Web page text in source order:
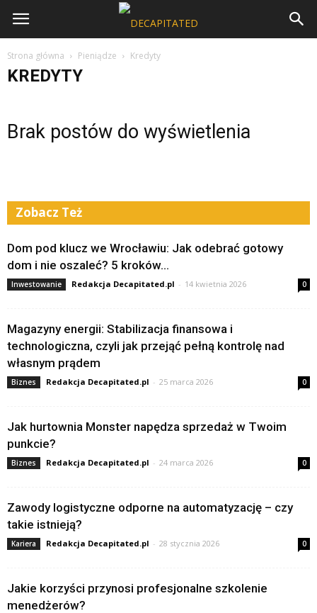
Strona główna Pieniądze Kredyty
KREDYTY
Brak postów do wyświetlenia
Zobacz Też
Dom pod klucz we Wrocławiu: Jak odebrać gotowy
dom i nie oszaleć? 5 kroków...
Inwestowanie Redakcja Decapitated.pl - 14 kwietnia 2026 0
Magazyny energii: Stabilizacja finansowa i
technologiczna, czyli jak przejąć pełną kontrolę nad
własnym prądem
Biznes Redakcja Decapitated.pl - 25 marca 2026 0
Jak hurtownia Monster napędza sprzedaż w Twoim
punkcie?
Biznes Redakcja Decapitated.pl - 24 marca 2026 0
Zawody logistyczne odporne na automatyzację – czy
takie istnieją?
Kariera Redakcja Decapitated.pl - 28 stycznia 2026 0
Jakie korzyści przynosi profesjonalne szkolenie
menedżerów?